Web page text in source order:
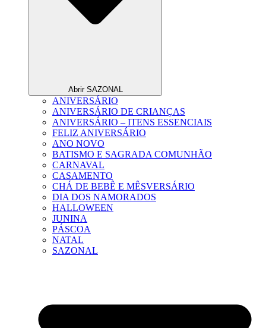
Abrir SAZONAL
ANIVERSÁRIO
ANIVERSÁRIO DE CRIANÇAS
ANIVERSÁRIO – ITENS ESSENCIAIS
FELIZ ANIVERSÁRIO
ANO NOVO
BATISMO E SAGRADA COMUNHÃO
CARNAVAL
CASAMENTO
CHÁ DE BEBÊ E MÊSVERSÁRIO
DIA DOS NAMORADOS
HALLOWEEN
JUNINA
PÁSCOA
NATAL
SAZONAL